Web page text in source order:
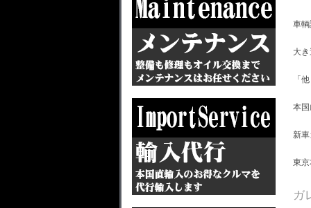
車
大
「
本
新
東
ガ